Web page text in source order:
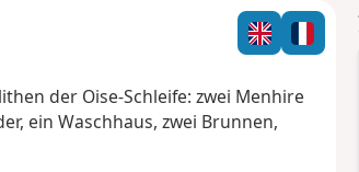
der Oise-Schleife: zwei Menhire
ein Waschhaus, zwei Brunnen,